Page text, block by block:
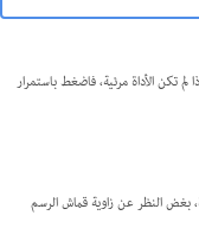
لم تكن الأداة مرئية، فاضغط باستمرار
بغض النظر عن زاوية قماش الرسم